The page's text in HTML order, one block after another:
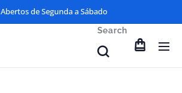
Abertos de Segunda a Sábado
Search